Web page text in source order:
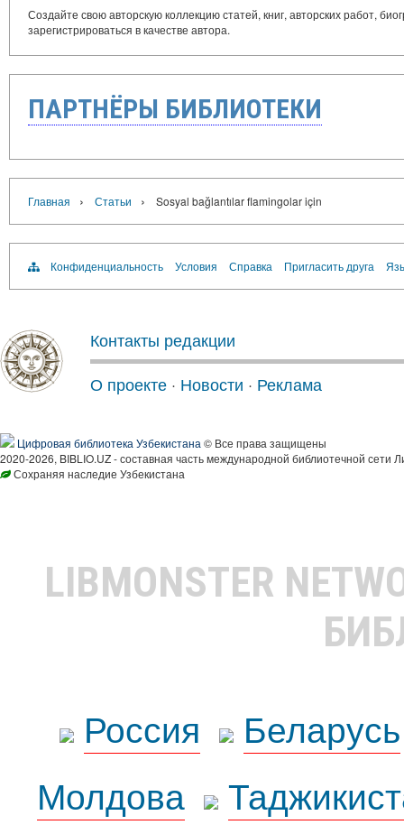
Создайте свою авторскую коллекцию статей, книг, авторских работ,
зарегистрироваться в качестве автора.
ПАРТНЁРЫ БИБЛИОТЕКИ
Главная › Статьи › Sosyal bağlantılar flamingolar için
Конфиденциальность Условия Справка Пригласить друга
Контакты редакции
О проекте · Новости · Реклама
Цифровая библиотека Узбекистана © Все права защищены
2020-2026, BIBLIO.UZ - составная часть международной библиотечной сети
Сохраняя наследие Узбекистана
LIBMONSTER
Россия
Беларусь
Молдова